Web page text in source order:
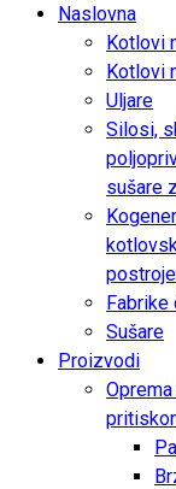
Naslovna
Kotlovi
Kotlovi
Uljare
Silosi,
sušare
Fabrike
Sušare
Proizvodi